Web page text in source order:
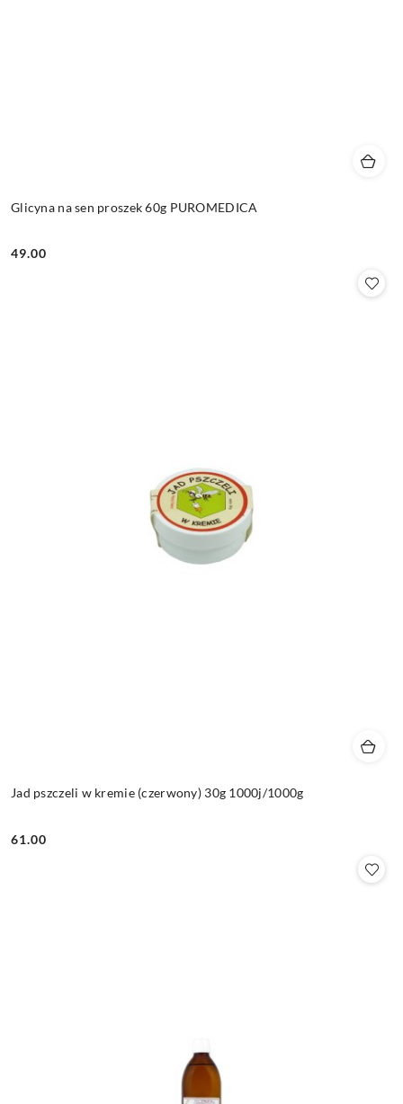
Glicyna na sen proszek 60g PUROMEDICA
Cena:
49.00
Jad pszczeli w kremie (czerwony) 30g 1000j/1000g
Cena:
61.00